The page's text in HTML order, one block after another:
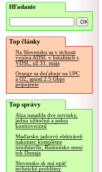
Hľadanie
Top články
Na Slovensku sa v tichosti
vypína ADSL v lokalitách s
VDSL, už 31. mája
Orange sa doťahuje na UPC
a O2, spustí 2.5 Gbps
pripojenie
Top správy
Alza nasadila dve novinky,
jednu užitočnú a jednu
kontroverznú
Maďarsko jadrovú elektráreň
nakoniec kompletne
neodstavilo, Rumunsko mení
tok Dunaja
Slovensko.sk má opäť
technické problémy